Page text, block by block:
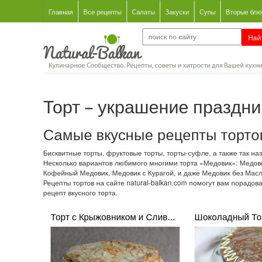
Главная Все рецепты Салаты Закуски Супы Вторые
Торт – украшение
Самые вкусные рецепты
Бисквитные торты, фруктовые торты, торты-суфле, а также так
Несколько вариантов любимого многими торта «Медовик»:
Кофейный Медовик, Медовик с Курагой, и даже Медовик без
Рецепты тортов на сайте natural-balkan.com помогут вам
рецепт вкусного торта.
Торт с Крыжовником и Слив... Шоколадный